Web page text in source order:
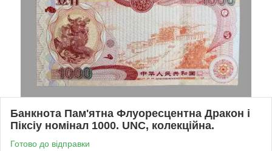
Банкнота Пам'ятна Флуоресцентна Дракон і
Піксіу номінал 1000. UNC, колекційна.
Готово до відправки